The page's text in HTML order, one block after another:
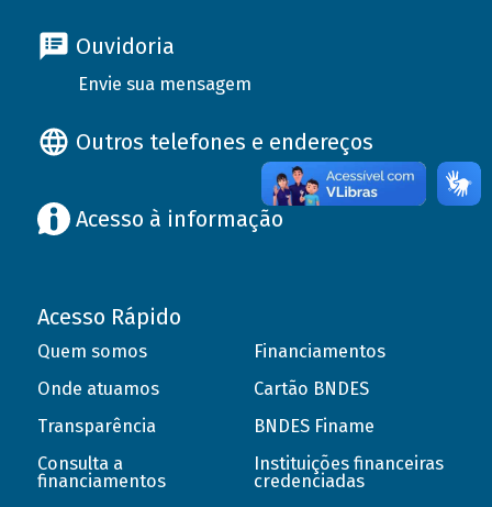
Ouvidoria
Envie sua mensagem
Outros telefones e endereços
Acesso à informação
Acesso Rápido
Quem somos
Onde atuamos
Transparência
Consulta a
financiamentos
Financiamentos
Cartão BNDES
BNDES Finame
Instituições financeiras
credenciadas